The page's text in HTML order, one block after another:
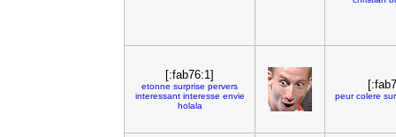
[:fab76:1]
etonne surprise pervers
interessant interesse envie
holala
peur colere